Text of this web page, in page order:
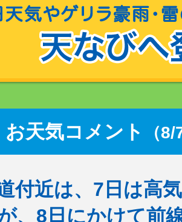
お天気コメント （
付近は、7日は高
、8日にかけて前